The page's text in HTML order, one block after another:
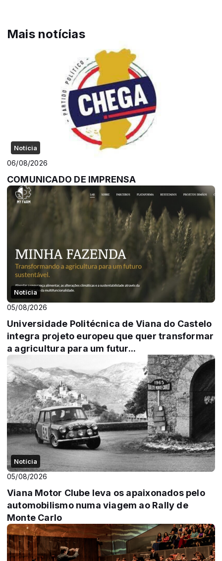
Mais notícias
Notícia
06/08/2026
COMUNICADO DE IMPRENSA
Notícia
05/08/2026
Universidade Politécnica de Viana do Castelo
integra projeto europeu que quer transformar
a agricultura para um futur...
Notícia
05/08/2026
Viana Motor Clube leva os apaixonados pelo
automobilismo numa viagem ao Rally de
Monte Carlo